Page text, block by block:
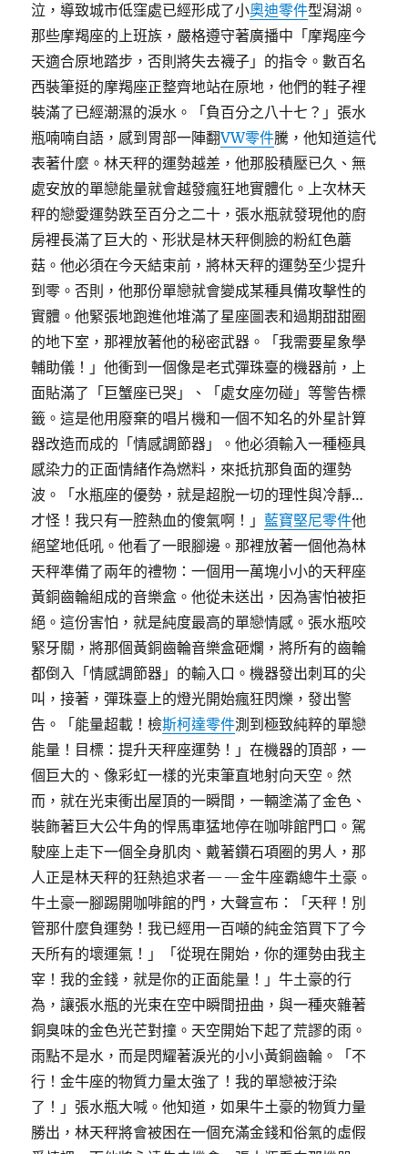
泣，導致城市低窪處已經形成了小奧迪零件型潟湖。
那些摩羯座的上班族，嚴格遵守著廣播中「摩羯座今
天適合原地踏步，否則將失去襪子」的指令。數百名
西裝筆挺的摩羯座正整齊地站在原地，他們的鞋子裡
裝滿了已經潮濕的淚水。「負百分之八十七？」張水
瓶喃喃自語，感到胃部一陣翻VW零件騰，他知道這代
表著什麼。林天秤的運勢越差，他那股積壓已久、無
處安放的單戀能量就會越發瘋狂地實體化。上次林天
秤的戀愛運勢跌至百分之二十，張水瓶就發現他的廚
房裡長滿了巨大的、形狀是林天秤側臉的粉紅色蘑
菇。他必須在今天結束前，將林天秤的運勢至少提升
到零。否則，他那份單戀就會變成某種具備攻擊性的
實體。他緊張地跑進他堆滿了星座圖表和過期甜甜圈
的地下室，那裡放著他的秘密武器。「我需要星象學
輔助儀！」他衝到一個像是老式彈珠臺的機器前，上
面貼滿了「巨蟹座已哭」、「處女座勿碰」等警告標
籤。這是他用廢棄的唱片機和一個不知名的外星計算
器改造而成的「情感調節器」。他必須輸入一種極具
感染力的正面情緒作為燃料，來抵抗那負面的運勢
波。「水瓶座的優勢，就是超脫一切的理性與冷靜…
才怪！我只有一腔熱血的傻氣啊！」藍寶堅尼零件他
絕望地低吼。他看了一眼腳邊。那裡放著一個他為林
天秤準備了兩年的禮物：一個用一萬塊小小的天秤座
黃銅齒輪組成的音樂盒。他從未送出，因為害怕被拒
絕。這份害怕，就是純度最高的單戀情感。張水瓶咬
緊牙關，將那個黃銅齒輪音樂盒砸爛，將所有的齒輪
都倒入「情感調節器」的輸入口。機器發出刺耳的尖
叫，接著，彈珠臺上的燈光開始瘋狂閃爍，發出警
告。「能量超載！檢斯柯達零件測到極致純粹的單戀
能量！目標：提升天秤座運勢！」在機器的頂部，一
個巨大的、像彩虹一樣的光束筆直地射向天空。然
而，就在光束衝出屋頂的一瞬間，一輛塗滿了金色、
裝飾著巨大公牛角的悍馬車猛地停在咖啡館門口。駕
駛座上走下一個全身肌肉、戴著鑽石項圈的男人，那
人正是林天秤的狂熱追求者——金牛座霸總牛土豪。
牛土豪一腳踢開咖啡館的門，大聲宣布：「天秤！別
管那什麼負運勢！我已經用一百噸的純金箔買下了今
天所有的壞運氣！」「從現在開始，你的運勢由我主
宰！我的金錢，就是你的正面能量！」牛土豪的行
為，讓張水瓶的光束在空中瞬間扭曲，與一種夾雜著
銅臭味的金色光芒對撞。天空開始下起了荒謬的雨。
雨點不是水，而是閃耀著淚光的小小黃銅齒輪。「不
行！金牛座的物質力量太強了！我的單戀被汙染
了！」張水瓶大喊。他知道，如果牛土豪的物質力量
勝出，林天秤將會被困在一個充滿金錢和俗氣的虛假